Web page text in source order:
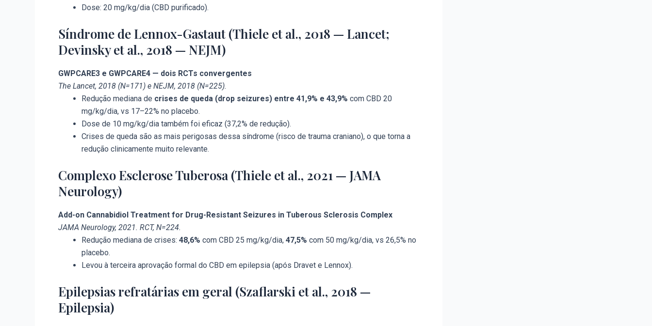
Dose: 20 mg/kg/dia (CBD purificado).
Síndrome de Lennox-Gastaut (Thiele et al., 2018 — Lancet;
Devinsky et al., 2018 — NEJM)
GWPCARE3 e GWPCARE4 — dois RCTs convergentes
The Lancet, 2018 (N=171) e NEJM, 2018 (N=225).
Redução mediana de crises de queda (drop seizures) entre 41,9% e 43,9% com CBD 20
mg/kg/dia, vs 17–22% no placebo.
Dose de 10 mg/kg/dia também foi eficaz (37,2% de redução).
Crises de queda são as mais perigosas dessa síndrome (risco de trauma craniano), o que torna a
redução clinicamente muito relevante.
Complexo Esclerose Tuberosa (Thiele et al., 2021 — JAMA
Neurology)
Add-on Cannabidiol Treatment for Drug-Resistant Seizures in Tuberous Sclerosis Complex
JAMA Neurology, 2021. RCT, N=224.
Redução mediana de crises: 48,6% com CBD 25 mg/kg/dia, 47,5% com 50 mg/kg/dia, vs 26,5% no
placebo.
Levou à terceira aprovação formal do CBD em epilepsia (após Dravet e Lennox).
Epilepsias refratárias em geral (Szaflarski et al., 2018 —
Epilepsia)